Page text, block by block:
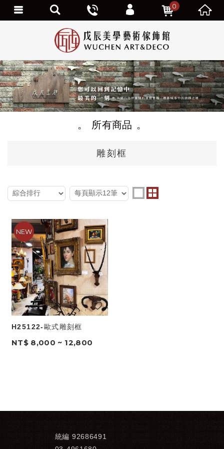
所有商品
雕刻框
H25122-歐式雕刻框
NT$ 8,000 ~ 12,800
統編 92686491
0
個人資料修改
訂單查詢
追蹤清單
我的優惠劵
會員登出